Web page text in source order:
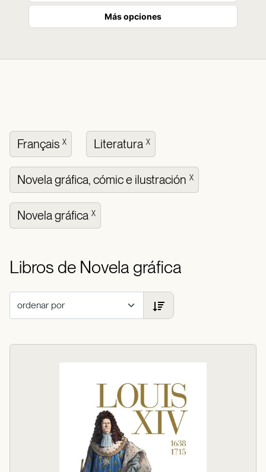
Más opciones
Français X Literatura X
Novela gráfica, cómic e ilustración X
Novela gráfica X
Libros de Novela gráfica